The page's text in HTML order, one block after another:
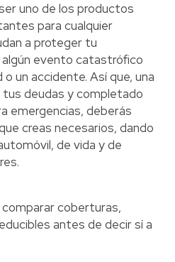
uno de los productos
para cualquier
a proteger tu
evento catastrófico
un accidente. Así que, una
deudas y completado
emergencias, deberás
creas necesarios, dando
de vida y de
coberturas,
antes de decir sí a